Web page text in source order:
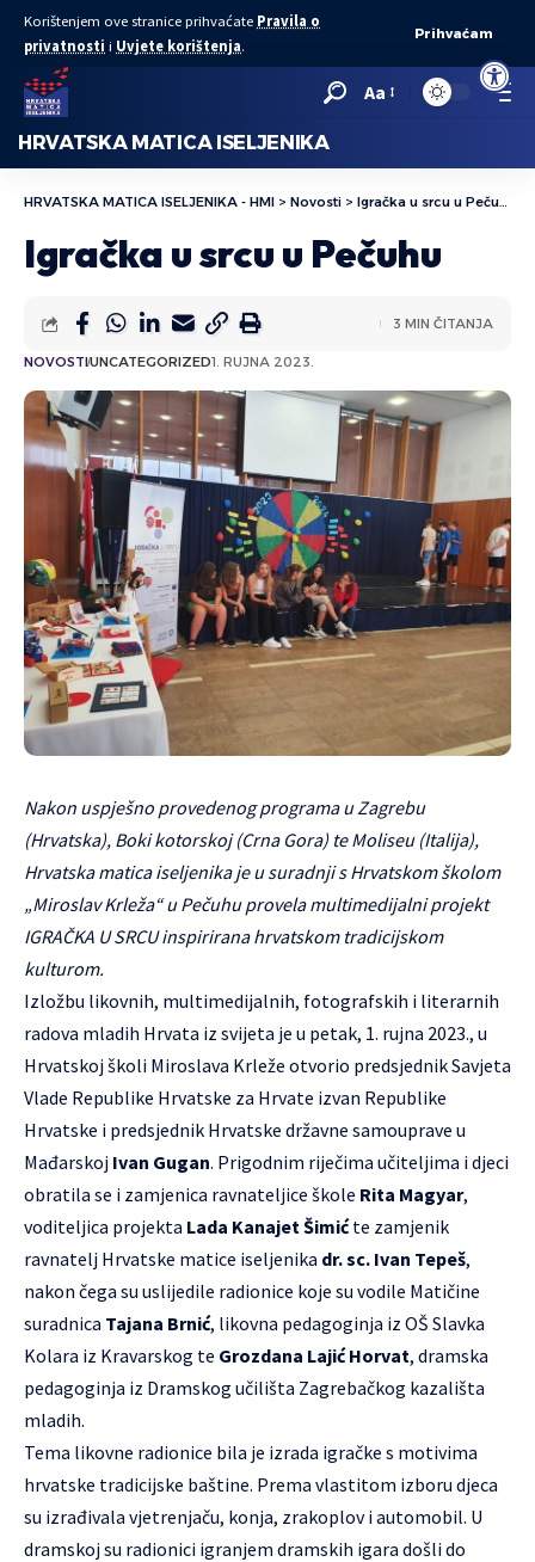
Open
Korištenjem ove stranice prihvaćate Pravila o
privatnosti i Uvjete korištenja.
Prihvaćam
Aa
HRVATSKA MATICA ISELJENIKA
HRVATSKA MATICA ISELJENIKA - HMI > Novosti > Igračka u srcu u Pečuhu
Igračka u srcu u Pečuhu
NOVOSTIUNCATEGORIZED1. RUJNA 2023.
3 MIN ČITANJA
Nakon uspješno provedenog programa u Zagrebu
(Hrvatska), Boki kotorskoj (Crna Gora) te Moliseu (Italija),
Hrvatska matica iseljenika je u suradnji s Hrvatskom školom
„Miroslav Krleža“ u Pečuhu provela multimedijalni projekt
IGRAČKA U SRCU inspirirana hrvatskom tradicijskom
kulturom.
Izložbu likovnih, multimedijalnih, fotografskih i literarnih
radova mladih Hrvata iz svijeta je u petak, 1. rujna 2023., u
Hrvatskoj školi Miroslava Krleže otvorio predsjednik Savjeta
Vlade Republike Hrvatske za Hrvate izvan Republike
Hrvatske i predsjednik Hrvatske državne samouprave u
Mađarskoj Ivan Gugan. Prigodnim riječima učiteljima i djeci
obratila se i zamjenica ravnateljice škole Rita Magyar,
voditeljica projekta Lada Kanajet Šimićte zamjenik
ravnatelj Hrvatske matice iseljenika dr. sc. Ivan Tepeš,
nakon čega su uslijedile radionice koje su vodile Matičine
suradnica Tajana Brnić, likovna pedagoginja iz OŠ Slavka
Kolara iz Kravarskog te Grozdana Lajić Horvat, dramska
pedagoginja iz Dramskog učilišta Zagrebačkog kazališta
mladih.
Tema likovne radionice bila je izrada igračke s motivima
hrvatske tradicijske baštine. Prema vlastitom izboru djeca
su izrađivala vjetrenjaču, konja, zrakoplov i automobil. U
dramskoj su radionici igranjem dramskih igara došli do